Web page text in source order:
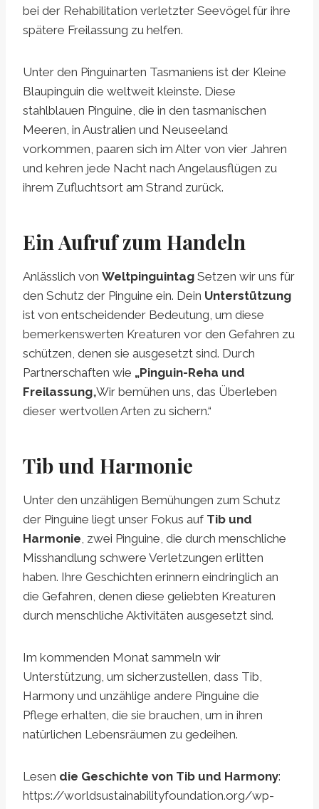
bei der Rehabilitation verletzter Seevögel für ihre
spätere Freilassung zu helfen.
Unter den Pinguinarten Tasmaniens ist der Kleine
Blaupinguin die weltweit kleinste. Diese
stahlblauen Pinguine, die in den tasmanischen
Meeren, in Australien und Neuseeland
vorkommen, paaren sich im Alter von vier Jahren
und kehren jede Nacht nach Angelausflügen zu
ihrem Zufluchtsort am Strand zurück.
Ein Aufruf zum Handeln
Anlässlich von Weltpinguintag Setzen wir uns für
den Schutz der Pinguine ein. Dein Unterstützung
ist von entscheidender Bedeutung, um diese
bemerkenswerten Kreaturen vor den Gefahren zu
schützen, denen sie ausgesetzt sind. Durch
Partnerschaften wie „Pinguin-Reha und
Freilassung„Wir bemühen uns, das Überleben
dieser wertvollen Arten zu sichern.“
Tib und Harmonie
Unter den unzähligen Bemühungen zum Schutz
der Pinguine liegt unser Fokus auf Tib und
Harmonie, zwei Pinguine, die durch menschliche
Misshandlung schwere Verletzungen erlitten
haben. Ihre Geschichten erinnern eindringlich an
die Gefahren, denen diese geliebten Kreaturen
durch menschliche Aktivitäten ausgesetzt sind.
Im kommenden Monat sammeln wir
Unterstützung, um sicherzustellen, dass Tib,
Harmony und unzählige andere Pinguine die
Pflege erhalten, die sie brauchen, um in ihren
natürlichen Lebensräumen zu gedeihen.
Lesen die Geschichte von Tib und Harmony:
https://worldsustainabilityfoundation.org/wp-